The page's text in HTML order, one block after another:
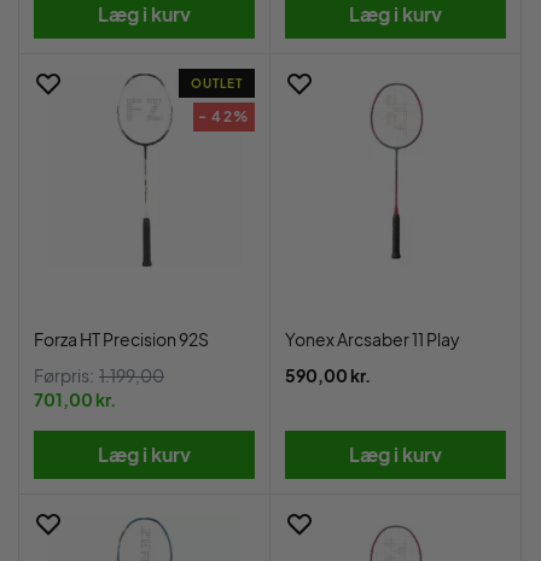
Læg i kurv Læg i kurv
OUTLET
- 42%
Forza HT Precision 92S
Førpris: 1.199,00
701,00 kr.
Læg i kurv
Yonex Arcsaber 11 Play
590,00 kr.
Læg i kurv